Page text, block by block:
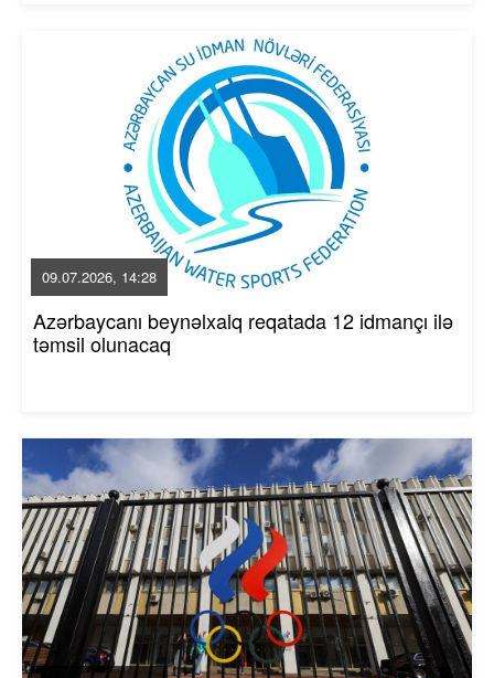
09.07.2026, 14:28
Azərbaycanı beynəlxalq reqatada 12 idmançı ilə
təmsil olunacaq